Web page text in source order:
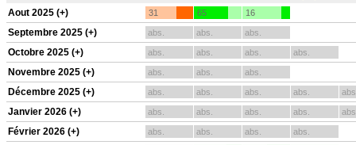
Aout 2025 (+) 31 65 16
Septembre 2025 (+) abs. abs. abs.
Octobre 2025 (+) abs. abs. abs. abs.
Novembre 2025 (+) abs. abs. abs.
Décembre 2025 (+) abs. abs. abs. abs.
Janvier 2026 (+) abs. abs. abs. abs.
Février 2026 (+) abs. abs. abs. abs.